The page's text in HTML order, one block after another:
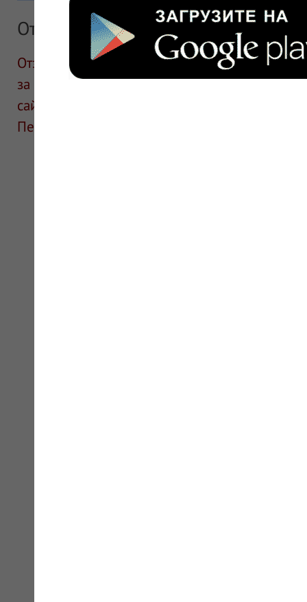
Отзывы
Отзывы размещают посетители сайта.
за информацию в отзывах. Описание
сайте для ознакомления и не является
Перед применением необходима